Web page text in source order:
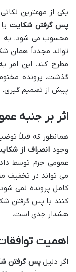
یکی از مهمترین
پس گرفتن شکایت
محسوب می شود. به
تواند مجدداً همان
مطرح کند. این امر
گذشت، پرونده
پیش از تصمیم
اثر بر جنبه
همانطور که قبلاً
وجود انصراف از
عمومی جرم توسط
می تواند در تخفیف
کامل پرونده نمی
کنند با پس گرفتن
هشدار جدی است.
اهمیت
اگر دلیلپس گرفتن